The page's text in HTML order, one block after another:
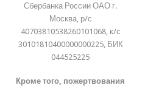
Сбербанка России ОАО г.
Москва, р/с
40703810538260101068, к/с
30101810400000000225, БИК
044525225
Кроме того, пожертвования